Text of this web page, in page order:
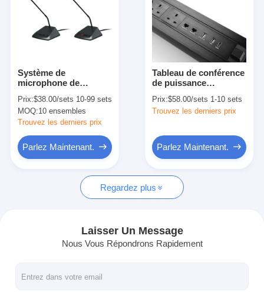
A propos de nous
Visite d'usine
Contact
Parlez Maintenant.
Tableaux interactifs
Système de conférence
Moniteur à défilement
Une prise de bureau pop-up
Système de
microphone de
100hz-16khz
Prix:$38.00/sets 10-99 sets
MOQ:10 ensembles
Trouvez les derniers prix
Parlez Maintenant.
Tableau de conférence
de puissance
Prix:$58.00/sets 1-10 sets
Trouvez les derniers prix
Parlez Maintenant.
Regardez plus
Laisser Un Message
Nous Vous Répondrons Rapidement